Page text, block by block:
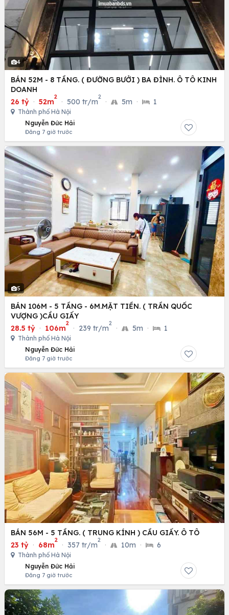
4
BÁN 52M - 8 TẦNG. ( ĐƯỜNG BƯỞI ) BA ĐÌNH. Ô TÔ KINH
DOANH
26 tỷ · 52m
2
· 500 tr/m
2
· 5m · 1
Thành phố Hà Nội
Nguyễn Đức Hải
Đăng 7 giờ trước
5
BÁN 106M - 5 TẦNG - 6M.MẶT TIỀN. ( TRẦN QUỐC
VƯỢNG )CẦU GIẤY
28.5 tỷ · 106m
2
· 239 tr/m
2
· 5m · 1
Thành phố Hà Nội
Nguyễn Đức Hải
Đăng 7 giờ trước
BÁN 56M - 5 TẦNG. ( TRUNG KÍNH ) CẦU GIẤY. Ô TÔ
23 tỷ · 68m
2
· 357 tr/m
2
· 10m · 6
Thành phố Hà Nội
Nguyễn Đức Hải
Đăng 7 giờ trước